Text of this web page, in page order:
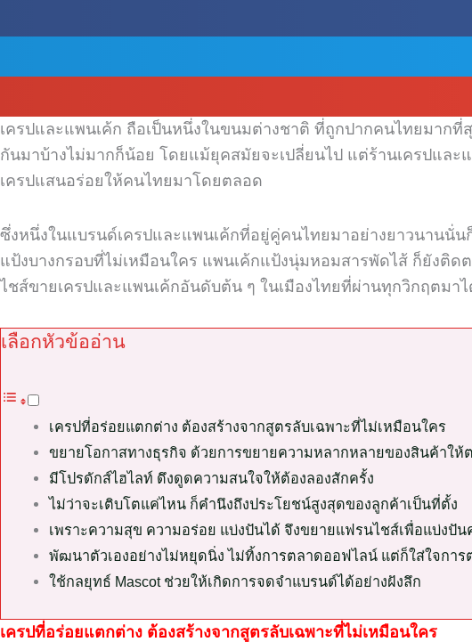
เครปและแพนเค้ก ถือเป็นหนึ่งในขนมต่างชาติ ที่ถูกปากคนไทยมาก
กันมาบ้างไม่มากก็น้อย โดยแม้ยุคสมัยจะเปลี่ยนไป แต่ร้านเครปแล
เครปแสนอร่อยให้คนไทยมาโดยตลอด
ซึ่งหนึ่งในแบรนด์เครปและแพนเค้กที่อยู่คู่คนไทยมาอย่างยาวนานนั่น
แป้งบางกรอบที่ไม่เหมือนใคร แพนเค้กแป้งนุ่มหอมสารพัดไส้ ก็ยังติด
ไชส์ขายเครปและแพนเค้กอันดับต้น ๆ ในเมืองไทยที่ผ่านทุกวิกฤตมา
เลือกหัวข้ออ่าน
เครปที่อร่อยแตกต่าง ต้องสร้างจากสูตรลับเฉพาะที่ไม่เหมือนใคร
ขยายโอกาสทางธุรกิจ ด้วยการขยายความหลากหลายของสินค้าให้
มีโปรดักส์ไฮไลท์ ดึงดูดความสนใจให้ต้องลองสักครั้ง
ไม่ว่าจะเติบโตแค่ไหน ก็คำนึงถึงประโยชน์สูงสุดของลูกค้าเป็นที่ตั้ง
เพราะความสุข ความอร่อย แบ่งปันได้ จึงขยายแฟรนไชส์เพื่อแบ่งปั
พัฒนาตัวเองอย่างไม่หยุดนิ่ง ไม่ทิ้งการตลาดออฟไลน์ แต่ก็ใส่ใจกา
ใช้กลยุทธ์ Mascot ช่วยให้เกิดการจดจำแบรนด์ได้อย่างฝังลึก
เครปที่อร่อยแตกต่าง ต้องสร้างจากสูตรลับเฉพาะที่ไม่เหมือนใคร